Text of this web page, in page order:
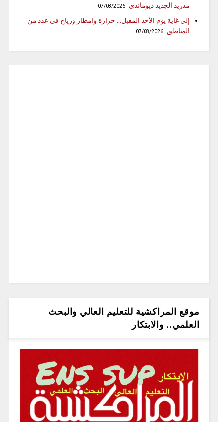
مدريد الجديد ديوماندي
07/08/2026
إلى غاية يوم الأحد المقبل… حرارة وامطار ورياح في عدد من
المناطق
07/08/2026
موقع المراكشية للتعليم العالي والبحث
العلمي.. والابتكار